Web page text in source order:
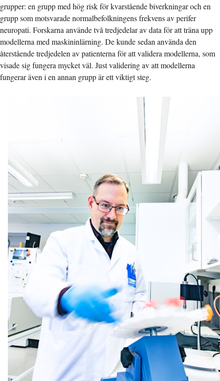
grupper: en grupp med hög risk för kvarstående biverkningar och en
grupp som motsvarade normalbefolkningens frekvens av perifer
neuropati. Forskarna använde två tredjedelar av data för att träna upp
modellerna med maskininlärning. De kunde sedan använda den
återstående tredjedelen av patienterna för att validera modellerna, som
visade sig fungera mycket väl. Just validering av att modellerna
fungerar även i en annan grupp är ett viktigt steg.